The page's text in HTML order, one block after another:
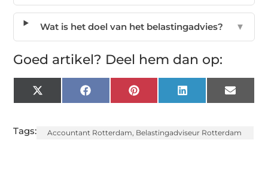
Wat is het doel van het belastingadvies? ▼
Goed artikel? Deel hem dan op:
X
(Twitter)
FacebookPinterest LinkedIn Email
Tags: Accountant Rotterdam Belastingadviseur Rotterdam